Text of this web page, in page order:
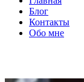
Блог
Контакты
Обо мне